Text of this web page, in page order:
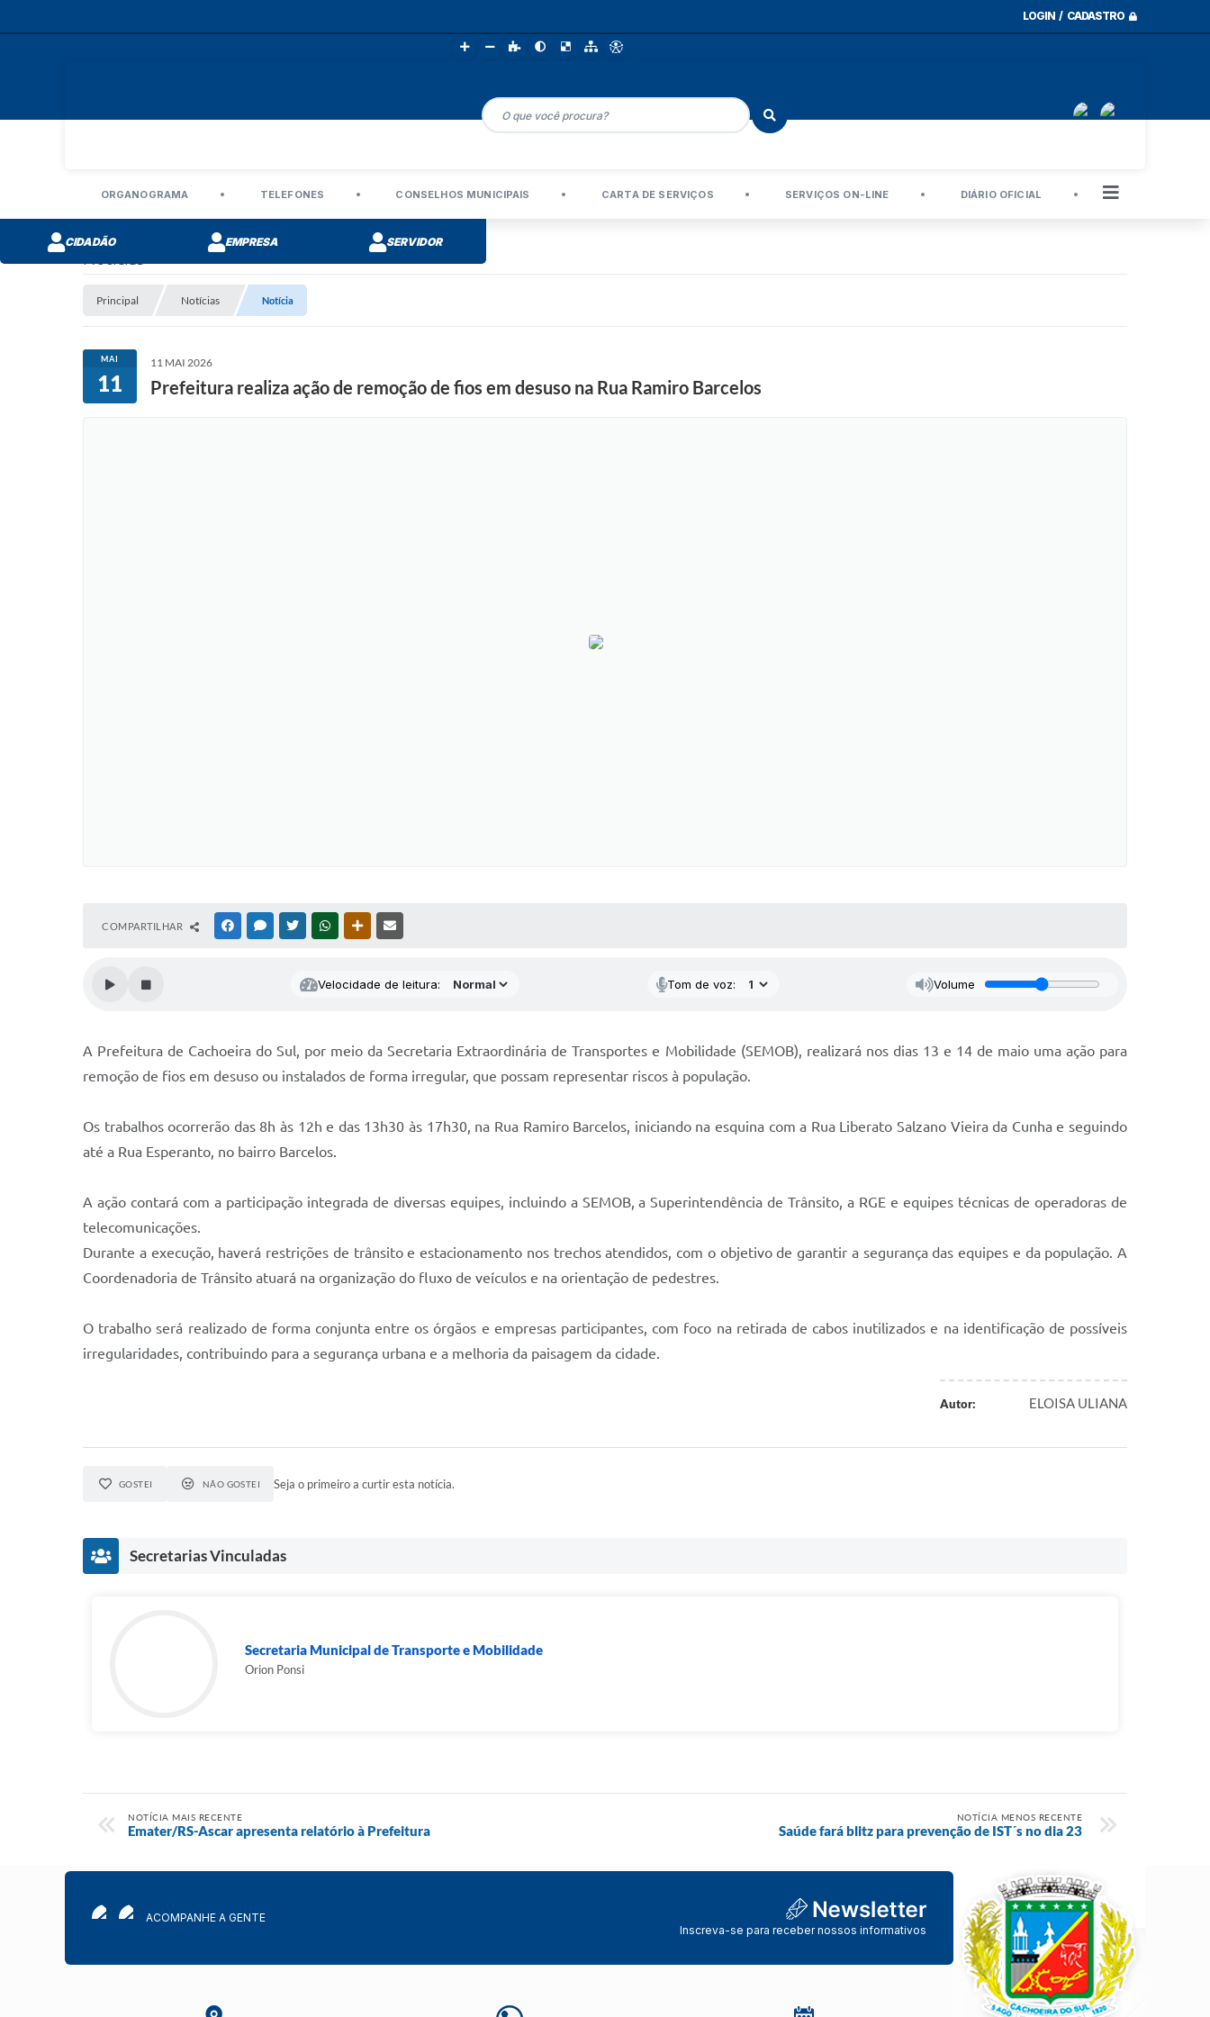
LOGIN / CADASTRO
ORGANOGRAMA TELEFONES CONSELHOS MUNICIPAIS CARTA DE SERVIÇOS SERVIÇOS ON-LINE DIÁRIO OFICIAL
CIDADÃO EMPRESA SERVIDOR
Principal Notícias Notícia
MAI
11
11 MAI 2026
Prefeitura realiza ação de remoção de fios em desuso na Rua Ramiro Barcelos
COMPARTILHAR FACEBOOKMESSENGER
TWITTERWHATSAPPOUTRAS MÍDIAS
Velocidade de leitura: Tom de voz: Volume
A Prefeitura de Cachoeira do Sul, por meio da Secretaria Extraordinária de Transportes e Mobilidade (SEMOB), realizará nos dias 13 e 14 de maio uma ação para
remoção de fios em desuso ou instalados de forma irregular, que possam representar riscos à população.
Os trabalhos ocorrerão das 8h às 12h e das 13h30 às 17h30, na Rua Ramiro Barcelos, iniciando na esquina com a Rua Liberato Salzano Vieira da Cunha e seguindo
até a Rua Esperanto, no bairro Barcelos.
A ação contará com a participação integrada de diversas equipes, incluindo a SEMOB, a Superintendência de Trânsito, a RGE e equipes técnicas de operadoras de
telecomunicações.
Durante a execução, haverá restrições de trânsito e estacionamento nos trechos atendidos, com o objetivo de garantir a segurança das equipes e da população. A
Coordenadoria de Trânsito atuará na organização do fluxo de veículos e na orientação de pedestres.
O trabalho será realizado de forma conjunta entre os órgãos e empresas participantes, com foco na retirada de cabos inutilizados e na identificação de possíveis
irregularidades, contribuindo para a segurança urbana e a melhoria da paisagem da cidade.
Autor: ELOISA ULIANA
GOSTEI NÃO GOSTEI Seja o primeiro a curtir esta notícia.
Secretarias Vinculadas
Secretaria Municipal de Transporte e Mobilidade
Orion Ponsi
NOTÍCIA MAIS RECENTE
Emater/RS-Ascar apresenta relatório à Prefeitura
NOTÍCIA MENOS RECENTE
Saúde fará blitz para prevenção de IST´s no dia 23
ACOMPANHE A GENTE
Inscreva-se para receber nossos informativos